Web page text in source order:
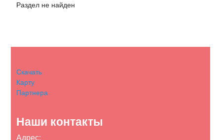
Раздел не найден
Скачать
Карту
Партнера
Наши контакты
Адрес: